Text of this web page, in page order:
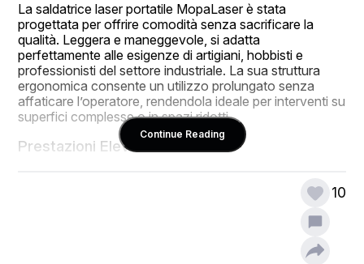
La saldatrice laser portatile MopaLaser è stata
progettata per offrire comodità senza sacrificare la
qualità. Leggera e maneggevole, si adatta
perfettamente alle esigenze di artigiani, hobbisti e
professionisti del settore industriale. La sua struttura
ergonomica consente un utilizzo prolungato senza
affaticare l’operatore, rendendola ideale per interventi su
superfici complesse o in spazi ridotti.
Prestazioni Elevate
lavorare su materiali diversi come acciaio, alluminio e
rame, assicurando giunzioni resistenti e di alta qualità.
Continue Reading
10